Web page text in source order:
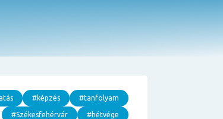
#képzés #tanfolyam
#Székesfehérvár #hétvége